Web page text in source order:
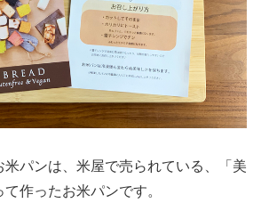
パンは、米屋で売られている、「美
作ったお米パンです。